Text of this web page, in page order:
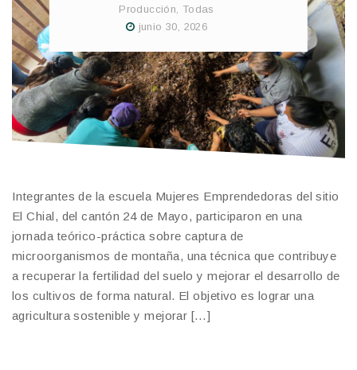
Producción
Todas
junio 30, 2026
Integrantes de la escuela Mujeres Emprendedoras del sitio
El Chial, del cantón 24 de Mayo, participaron en una
jornada teórico-práctica sobre captura de
microorganismos de montaña, una técnica que contribuye
a recuperar la fertilidad del suelo y mejorar el desarrollo de
los cultivos de forma natural. El objetivo es lograr una
agricultura sostenible y mejorar […]